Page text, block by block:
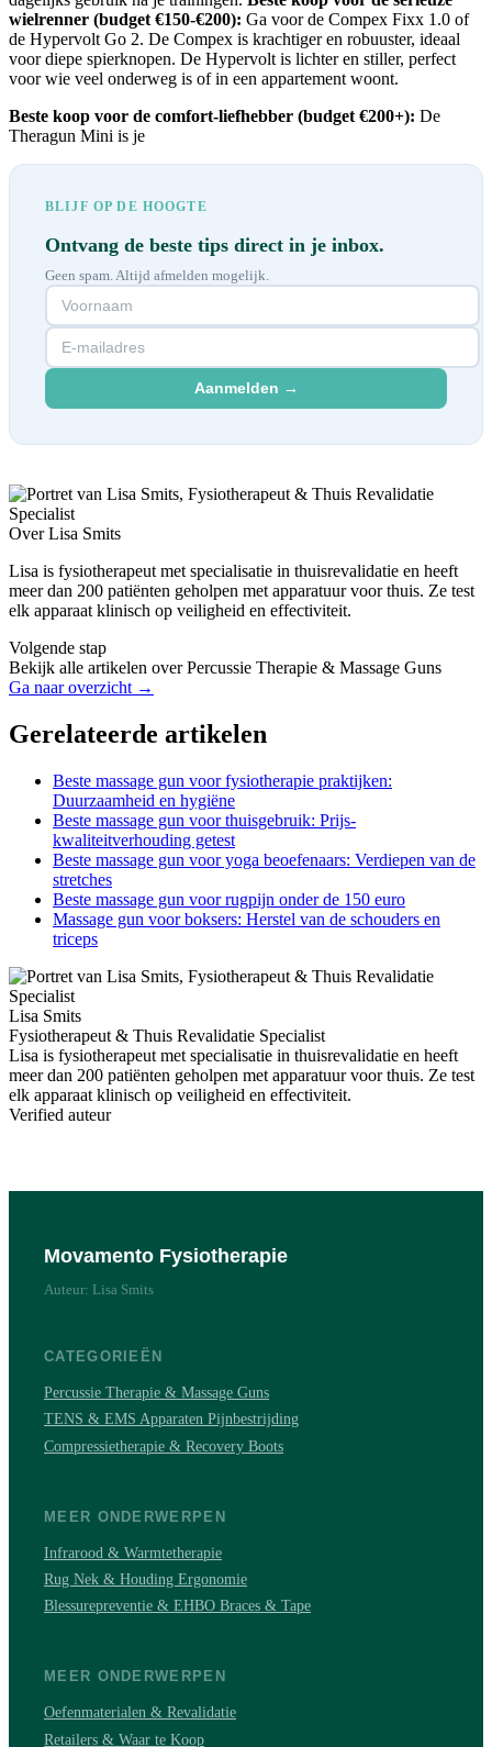
wielrenner (budget €150-€200): Ga voor de Compex Fixx 1.0 of
de Hypervolt Go 2. De Compex is krachtiger en robuuster, ideaal
voor diepe spierknopen. De Hypervolt is lichter en stiller, perfect
voor wie veel onderweg is of in een appartement woont.
Beste koop voor de comfort-liefhebber (budget €200+): De
Theragun Mini is je
BLIJF OP DE HOOGTE
Ontvang de beste tips direct in je inbox.
Geen spam. Altijd afmelden mogelijk.
Aanmelden →
Over Lisa Smits
Lisa is fysiotherapeut met specialisatie in thuisrevalidatie en heeft
meer dan 200 patiënten geholpen met apparatuur voor thuis. Ze test
elk apparaat klinisch op veiligheid en effectiviteit.
Volgende stap
Bekijk alle artikelen over Percussie Therapie & Massage Guns
Ga naar overzicht →
Gerelateerde artikelen
Beste massage gun voor fysiotherapie praktijken:
Duurzaamheid en hygiëne
Beste massage gun voor thuisgebruik: Prijs-
kwaliteitverhouding getest
Beste massage gun voor yoga beoefenaars: Verdiepen van de
stretches
Beste massage gun voor rugpijn onder de 150 euro
Massage gun voor boksers: Herstel van de schouders en
triceps
Lisa Smits
Fysiotherapeut & Thuis Revalidatie Specialist
Lisa is fysiotherapeut met specialisatie in thuisrevalidatie en heeft
meer dan 200 patiënten geholpen met apparatuur voor thuis. Ze test
elk apparaat klinisch op veiligheid en effectiviteit.
Verified auteur
Movamento Fysiotherapie
Auteur: Lisa Smits
CATEGORIEËN
Percussie Therapie & Massage Guns
TENS & EMS Apparaten Pijnbestrijding
Compressietherapie & Recovery Boots
MEER ONDERWERPEN
Infrarood & Warmtetherapie
Rug Nek & Houding Ergonomie
Blessurepreventie & EHBO Braces & Tape
MEER ONDERWERPEN
Oefenmaterialen & Revalidatie
Retailers & Waar te Koop